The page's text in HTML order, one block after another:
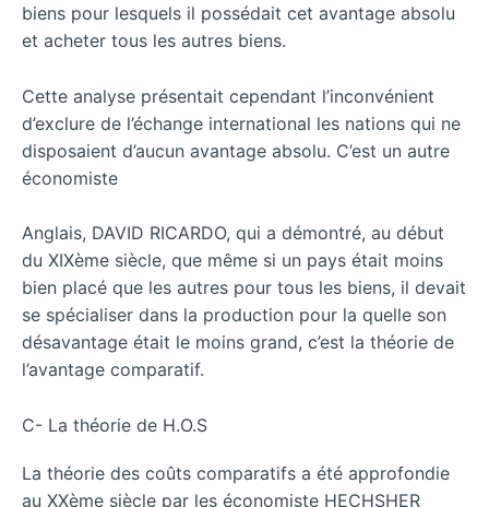
biens pour lesquels il possédait cet avantage absolu
et acheter tous les autres biens.
Cette analyse présentait cependant l’inconvénient
d’exclure de l’échange international les nations qui ne
disposaient d’aucun avantage absolu. C’est un autre
économiste
Anglais, DAVID RICARDO, qui a démontré, au début
du XIXème siècle, que même si un pays était moins
bien placé que les autres pour tous les biens, il devait
se spécialiser dans la production pour la quelle son
désavantage était le moins grand, c’est la théorie de
l’avantage comparatif.
C- La théorie de H.O.S
La théorie des coûts comparatifs a été approfondie
au XXème siècle par les économiste HECHSHER